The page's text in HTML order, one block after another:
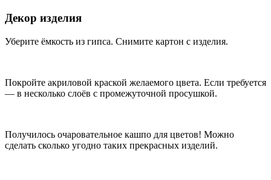
Декор изделия
Уберите ёмкость из гипса. Снимите картон с изделия.
Покройте акриловой краской желаемого цвета. Если требуется
— в несколько слоёв с промежуточной просушкой.
Получилось очаровательное кашпо для цветов! Можно
сделать сколько угодно таких прекрасных изделий.